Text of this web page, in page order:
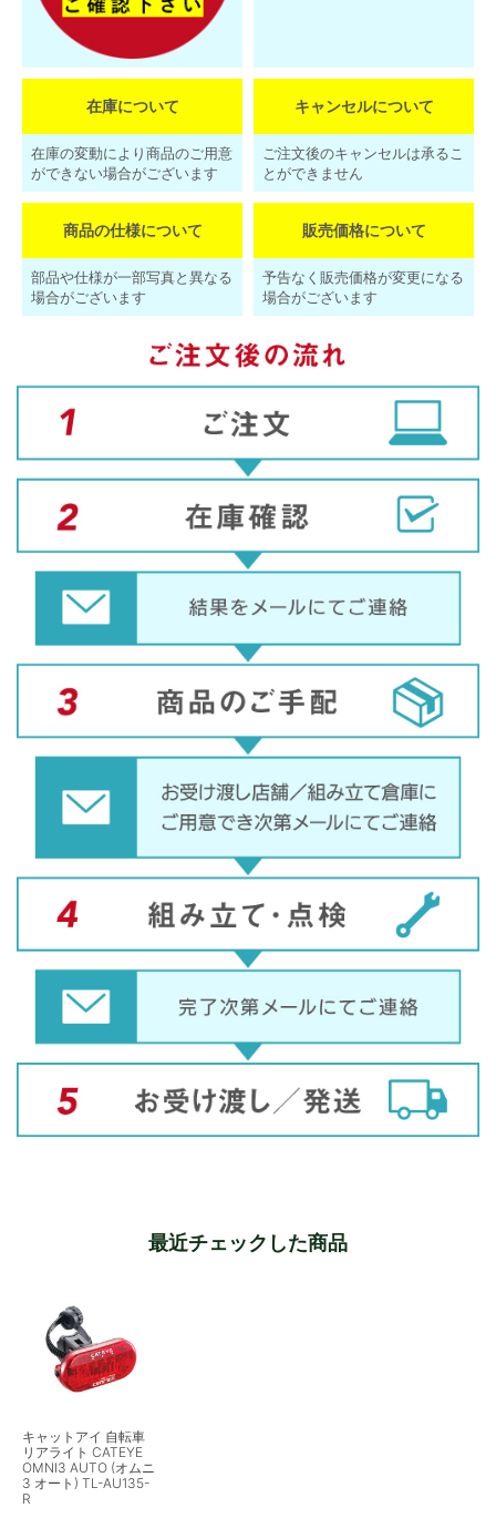
在庫について
在庫の変動により商品のご用意
ができない場合がございます
キャンセルについて
ご注文後のキャンセルは承るこ
とができません
商品の仕様について
部品や仕様が一部写真と異なる
場合がございます
販売価格について
予告なく販売価格が変更になる
場合がございます
最近チェックした商品
キャットアイ 自転車
リアライト CATEYE
OMNI3 AUTO (オムニ
3 オート) TL-AU135-
R